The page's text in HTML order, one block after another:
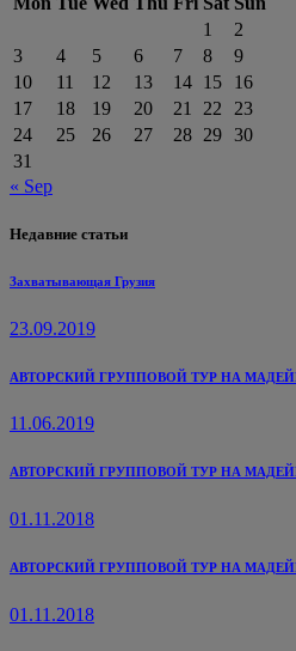
1
2
3
4 5 6 7 8
9
10
11 12 13 14 15
16
17
18 19 20 21 22
23
24
25 26 27 28 29 30
31
« Sep
Недавние статьи
Захватывающая Грузия
23.09.2019
АВТОРСКИЙ ГРУППОВОЙ ТУР НА
11.06.2019
АВТОРСКИЙ ГРУППОВОЙ ТУР НА
01.11.2018
АВТОРСКИЙ ГРУППОВОЙ ТУР НА
01.11.2018